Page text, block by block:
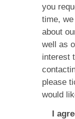
you
time,
about
well as
interest
please
would
I